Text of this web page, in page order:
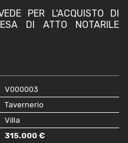
PER L'ACQUISTO DI
DI ATTO NOTARILE
V000003
Tavernerio
Villa
315.000 €